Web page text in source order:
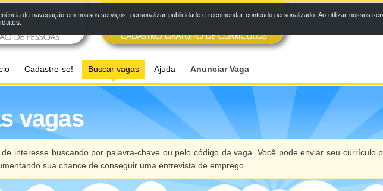
Cadastre-se! Buscar vagas Ajuda Anunciar Vaga
vagas
interesse buscando por palavra-chave ou pelo código da vaga. Você pode enviar seu currículo
sua chance de conseguir uma entrevista de emprego.
de navegação em nossos serviços, personalizar publicidade e recomendar conteúdo personalizado. Ao utilizar nossos